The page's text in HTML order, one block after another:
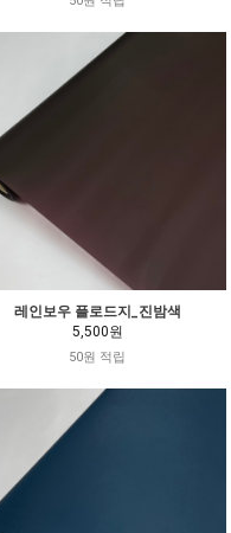
레인보우 플로드지_진밤색
5,500원
50원 적립